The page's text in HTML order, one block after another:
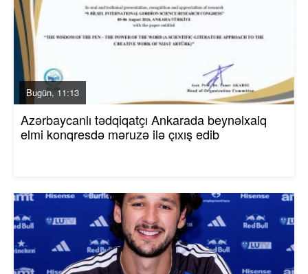
Bugün, 11:13
Azərbaycanlı tədqiqatçı Ankarada beynəlxalq
elmi konqresdə məruzə ilə çıxış edib